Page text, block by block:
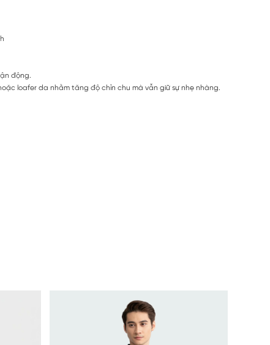
động.
loafer da nhằm tăng độ chỉn chu mà vẫn giữ sự nhẹ nhàng.